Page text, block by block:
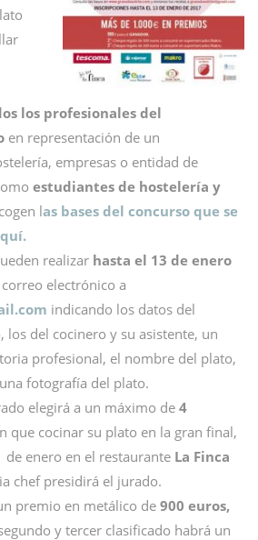
los profesionales del
en representación de un
empresas o entidad de
estudiantes de hostelería y
las bases del concurso que se
realizar hasta el 13 de enero
electrónico a
indicando los datos del
los del cocinero y su asistente, un
profesional, el nombre del plato,
fotografía del plato.
elegirá a un máximo de 4
que cocinar su plato en la gran final,
de enero en el restaurante La Finca
chef presidirá el jurado.
premio en metálico de 900 euros,
y tercer clasificado habrá un